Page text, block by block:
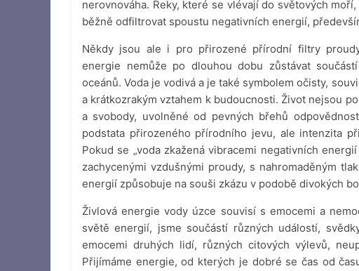
nerovnováha. Řeky, které se vlévají do světových
běžně odfiltrovat spoustu negativních energií,
Někdy jsou ale i pro přirozené přírodní filtry
energie nemůže po dlouhou dobu zůstávat
oceánů. Voda je vodivá a je také symbolem očisty,
a krátkozrakým vztahem k budoucnosti. Život nejsou
a svobody, uvolněné od pevných břehů
podstata přirozeného přírodního jevu, ale intenzita
Pokud se „voda zkažená vibracemi negativních
zachycenými vzdušnými proudy, s nahromaděným
energií způsobuje na souši zkázu v podobě divokých
Živlová energie vody úzce souvisí s emocemi a
světě energií, jsme součástí různých událostí,
emocemi druhých lidí, různých citových výlevů,
Přijímáme energie, od kterých je dobré se čas od